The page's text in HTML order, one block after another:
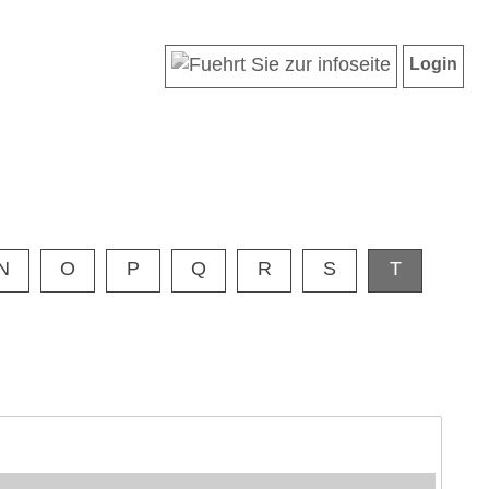
Login
O P Q R S T